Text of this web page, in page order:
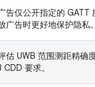
告仅公开指定的 GATT
广告时更好地保护隐私。
估 UWB 范围测距精确
要求。